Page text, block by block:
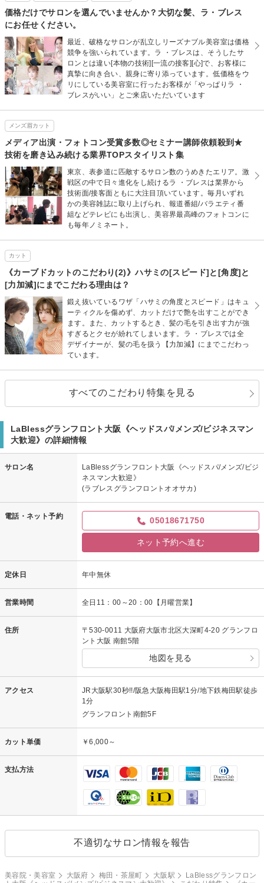
価格だけでサロンを選んでいませんか？大切な髪、ラ・ブレス
にお任せください。
最近、破格なサロンが乱立しリーズナブル美容室は価格
競争を強いられています。ラ ・ブレスは、そうしたサ
ロンとは違い[本物の技術][一流の接客][心]で、お客様に
真摯に向き合い、親身に寄り添っています。低価格をウ
リにしている美容室に行ったお客様が「やっぱりラ ・
ブレスがいい」とご来店いただいています
メンズ眉カット
メディア出演・フォトコン受賞多数◎セミナー講師依頼殺到★
技術を磨き込み続ける業界TOPスタイリスト集
東京、表参道に匹敵するサロン数のうめきたエリア。激
戦区の中で日々進化をし続けるラ ・ブレスは業界から
技術面/接客面ともに大注目頂いています。毎月いずれ
かの美容雑誌に取り上げられ、報道番組/バラエティ番
組などテレビにも出演し、美容界最高峰のフォトコンに
も毎年ノミネート。
カット
《カーブドカットのこだわり(2)》ハサミの[スピード]と[角度]と
[力加減]にまでこだわる理由は？
鍛え抜いているワザ「ハサミの角度とスピード」はキュ
ーティクルを傷めず、カットだけで艶を出すことができ
ます。また、カットするとき、髪の毛を引き出す力が強
すぎるとクセが紛れてしまいます。ラ ・ブレスでは全
デザイナーが、髪の毛を扱う【力加減】にまでこだわっ
ています。
すべてのこだわり特集を見る
LaBlessグランフロント大阪《ヘッドスパ/メンズ/ビジネスマン
大歓迎》の詳細情報
サロン名
LaBlessグランフロント大阪《ヘッドスパ/メンズ/ビジ
ネスマン大歓迎》
(ラブレスグランフロントオオサカ)
電話・ネット予約 05018671750
ネット予約へ進む
定休日 年中無休
営業時間 全日11：00～20：00【月曜営業】
住所
〒530-0011 大阪府大阪市北区大深町4-20 グランフロ
ント大阪 南館5階
地図を見る
アクセス
JR大阪駅30秒!!/阪急大阪梅田駅1分/地下鉄梅田駅徒歩
1分
グランフロント南館5F
カット単価 ￥6,000～
支払方法
不適切なサロン情報を報告
美容院・美容室 大阪府 梅田・茶屋町 大阪駅
LaBlessグランフロン